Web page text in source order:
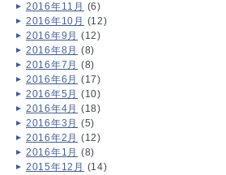
2016年11月 (6)
2016年10月 (12)
2016年9月 (12)
2016年8月 (8)
2016年7月 (8)
2016年6月 (17)
2016年5月 (10)
2016年4月 (18)
2016年3月 (5)
2016年2月 (12)
2016年1月 (8)
2015年12月 (14)